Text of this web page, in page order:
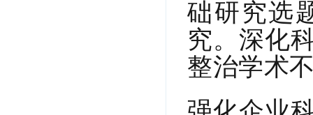
础研究选
究。深化
整治学术